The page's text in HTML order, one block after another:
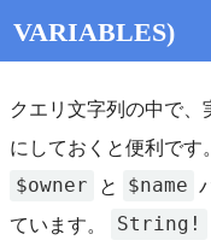
VARIABLES)
クエリ文字列の中で
にしておくと便利です
$owner と $name
ています。
String!